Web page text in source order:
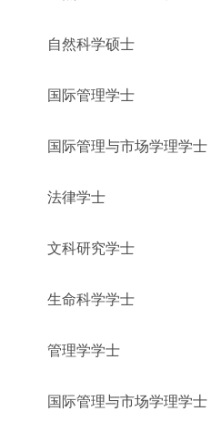
自然科学硕士
国际管理学士
国际管理与市场学理学士
法律学士
文科研究学士
生命科学学士
管理学学士
国际管理与市场学理学士